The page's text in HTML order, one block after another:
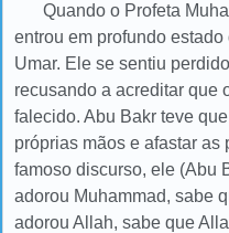
Quando o Profeta
entrou em profundo
Umar. Ele se sentiu
recusando a acreditar que
falecido. Abu Bakr teve
próprias mãos e afastar as
famoso discurso, ele (Abu
adorou Muhammad, sabe
adorou Allah, sabe que